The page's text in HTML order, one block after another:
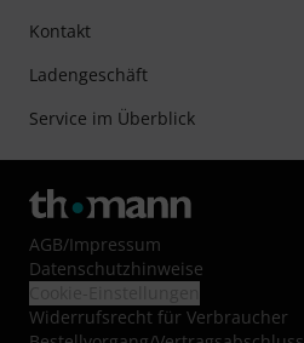
Kontakt
Ladengeschäft
Service im Überblick
AGB/Impressum
Datenschutzhinweise
Widerrufsrecht für Verbraucher